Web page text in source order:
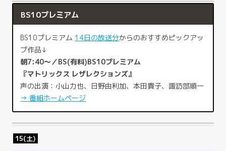
BS10プレミアム
BS10プレミアム 14日の放送分からのおすすめピックアッ
プ作品↓
朝7:40～／BS(有料)BS10プレミアム
『マトリックス レザレクションズ』
声の出演：小山力也、日野由利加、本田貴子、諏訪部順一
→ 番組ホームページ
15(土)